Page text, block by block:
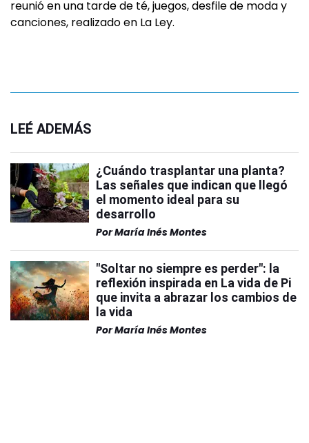
reunió en una tarde de té, juegos, desfile de moda y
canciones, realizado en La Ley.
LEÉ ADEMÁS
¿Cuándo trasplantar una planta?
Las señales que indican que llegó
el momento ideal para su
desarrollo
PorMaría Inés Montes
"Soltar no siempre es perder": la
reflexión inspirada en La vida de Pi
que invita a abrazar los cambios de
la vida
PorMaría Inés Montes